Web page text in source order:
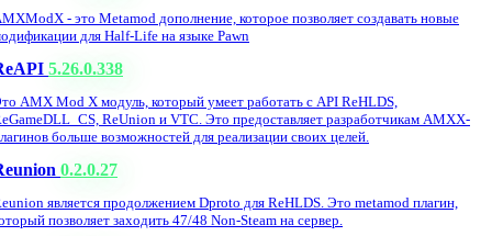
- это Metamod дополнение, которое позволяет создавать новые
для Half-Life на языке Pawn
5.26.0.338
AMX Mod X модуль, который умеет работать с API ReHLDS,
ReUnion и VTC. Это предоставляет разработчикам AMXX-
больше возможностей для реализации своих целей.
0.2.0.27
является продолжением Dproto для ReHLDS. Это metamod плагин,
позволяет заходить 47/48 Non-Steam на сервер.